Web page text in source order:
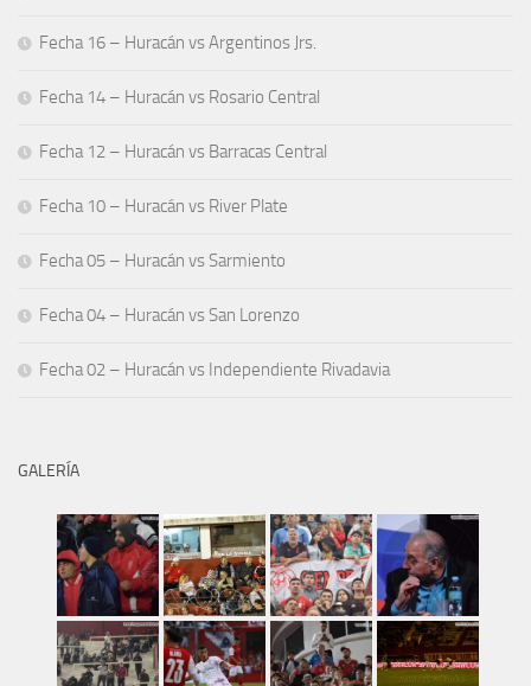
Fecha 16 – Huracán vs Argentinos Jrs.
Fecha 14 – Huracán vs Rosario Central
Fecha 12 – Huracán vs Barracas Central
Fecha 10 – Huracán vs River Plate
Fecha 05 – Huracán vs Sarmiento
Fecha 04 – Huracán vs San Lorenzo
Fecha 02 – Huracán vs Independiente Rivadavia
GALERÍA